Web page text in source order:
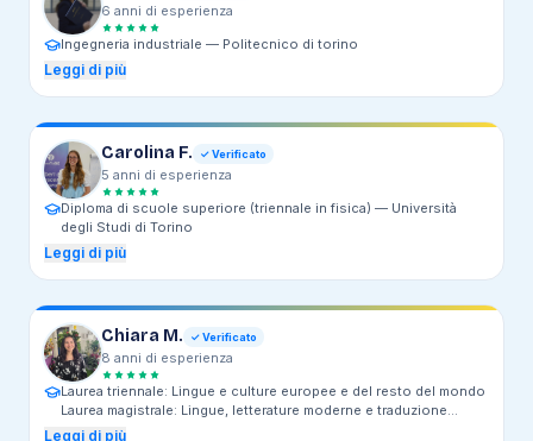
6 anni di esperienza
Ingegneria industriale — Politecnico di torino
Leggi di più
Carolina F. ✓ Verificato
5 anni di esperienza
Diploma di scuole superiore (triennale in fisica) — Università
degli Studi di Torino
Leggi di più
Chiara M. ✓ Verificato
8 anni di esperienza
Laurea triennale: Lingue e culture europee e del resto del mondo
Laurea magistrale: Lingue, letterature moderne e traduzione
interculturale (curriculum in traduzione e processi
Leggi di più